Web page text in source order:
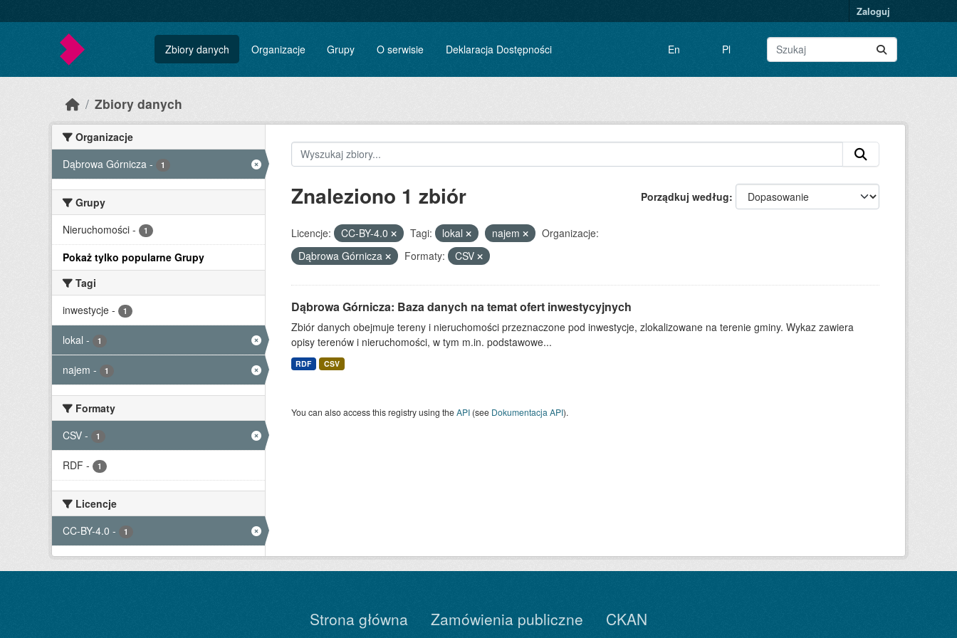
Zaloguj
Zbiory danych Organizacje Grupy O serwisie Deklaracja Dostępności En Pl
Zbiory danych
Organizacje
Dąbrowa Górnicza - 1
Grupy
Nieruchomości - 1
Pokaż tylko popularne Grupy
Tagi
inwestycje - 1
lokal - 1
najem - 1
Formaty
CSV - 1
RDF - 1
Licencje
CC-BY-4.0 - 1
Porządkuj według
Znaleziono 1 zbiór
Licencje: CC-BY-4.0 Tagi: lokal najem
Organizacje:
Dąbrowa Górnicza
Formaty: CSV
Dąbrowa Górnicza: Baza danych na temat ofert inwestycyjnych
Zbiór danych obejmuje tereny i nieruchomości przeznaczone pod inwestycje, zlokalizowane na terenie gminy. Wykaz zawiera
opisy terenów i nieruchomości, w tym m.in. podstawowe...
RDF CSV
You can also access this registry using theAPI(see Dokumentacja API).
Strona główna Zamówienia publiczne CKAN